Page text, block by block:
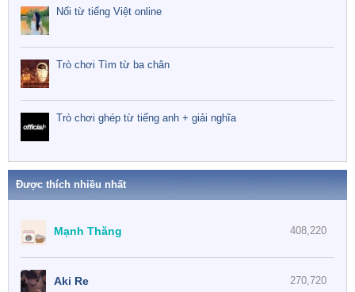
Nối từ tiếng Việt online
Trò chơi Tìm từ ba chân
Trò chơi ghép từ tiếng anh + giải nghĩa
Được thích nhiều nhất
408,220
Mạnh Thăng
270,720
Aki Re